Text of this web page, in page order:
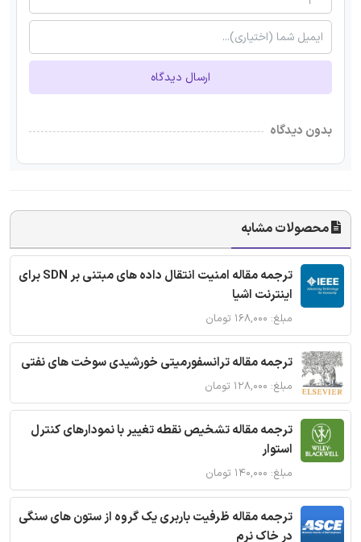
ارسال دیدگاه
بدون دیدگاه
محصولات مشابه
ترجمه مقاله امنیت انتقال داده های مبتنی بر SDN برای
اینترنت اشیا
مبلغ: ۱۶۸,۰۰۰ تومان
ترجمه مقاله ترانسفورمیتی خورشیدی سوخت های نفتی
مبلغ: ۱۲۸,۰۰۰ تومان
ترجمه مقاله تشخیص نقطه تغییر با نمودارهای کنترل
استوار
مبلغ: ۱۴۰,۰۰۰ تومان
ترجمه مقاله ظرفیت باربری یک گروه از ستون های سنگی
در خاک نرم